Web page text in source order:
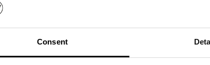
Consent